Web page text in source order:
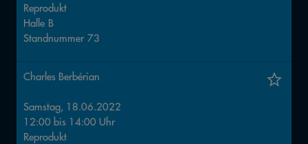
Reprodukt
Halle B
Standnummer 73
Charles Berbérian
Samstag, 18.06.2022
12:00 bis 14:00 Uhr
Reprodukt